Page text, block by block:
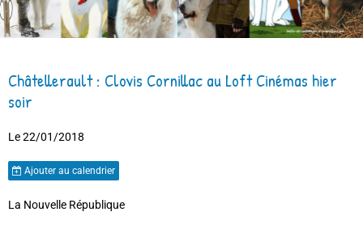
Châtellerault : Clovis Cornillac au Loft Cinémas hier
soir
Le 22/01/2018
Ajouter au calendrier
La Nouvelle République